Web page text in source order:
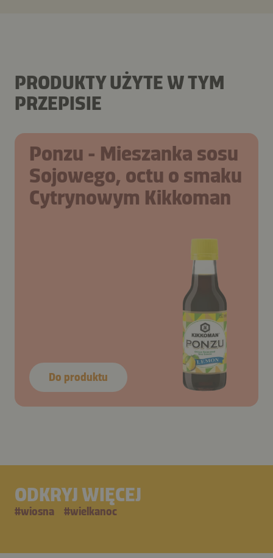
PRODUKTY UŻYTE W TYM
PRZEPISIE
Ponzu - Mieszanka sosu
Sojowego, octu o smaku
Cytrynowym Kikkoman
Do produktu
ODKRYJ WIĘCEJ
#wiosna #wielkanoc